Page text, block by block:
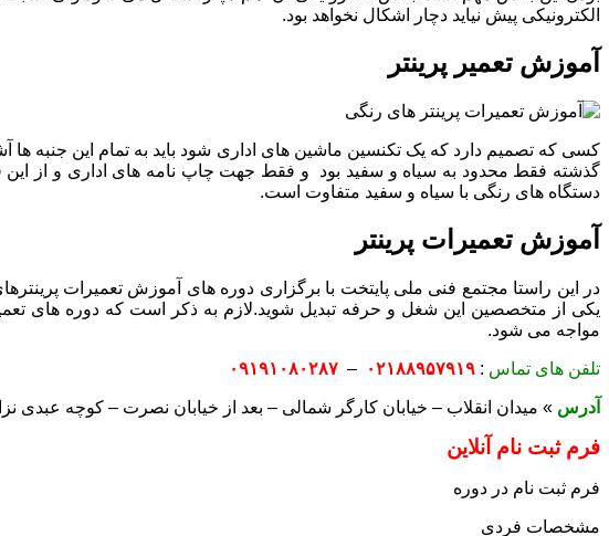
الکترونیکی پیش نیاید دچار اشکال نخواهد بود.
آموزش تعمیر پرینتر
کسی که تصمیم دارد که یک تکنسین ماشین های اداری شود باید به تمام این جنبه ها
گذشته فقط محدود به سیاه و سفید بود و فقط جهت چاپ نامه های اداری و از این
دستگاه های رنگی با سیاه و سفید متفاوت است.
آموزش تعمیرات پرینتر
در این راستا مجتمع فنی ملی پایتخت با برگزاری دوره های آموزش تعمیرات
یکی از متخصصین این شغل و حرفه تبدیل شوید.لازم به ذکر است که دوره های
مواجه می شود.
تلفن های تماس : ۰۲۱۸۸۹۵۷۹۱۹ – ۰۹۱۹۱۰۸۰۲۸۷
آدرس » میدان انقلاب – خیابان کارگر شمالی – بعد از خیابان نصرت – کوچه عبدی نزاد – پلاک ۱۸
فرم ثبت نام آنلاین
فرم ثبت نام در دوره
مشخصات فردی